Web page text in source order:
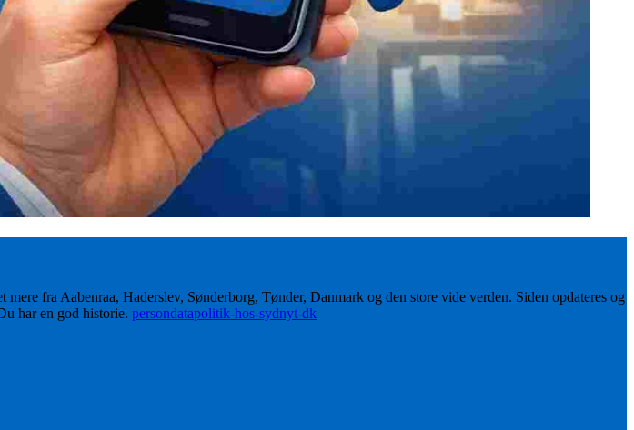
fra Aabenraa, Haderslev, Sønderborg, Tønder, Danmark og den store vide verden. Siden opdateres og
har en god historie. persondatapolitik-hos-sydnyt-dk